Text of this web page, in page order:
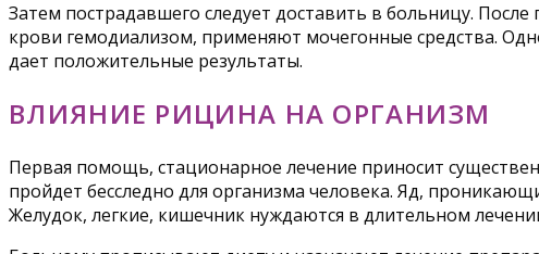
Затем пострадавшего следует доставить в больницу.
крови гемодиализом, применяют мочегонные средства.
дает положительные результаты.
ВЛИЯНИЕ РИЦИНА НА ОРГАНИЗМ
Первая помощь, стационарное лечение приносит
пройдет бесследно для организма человека. Яд,
Желудок, легкие, кишечник нуждаются в длительном